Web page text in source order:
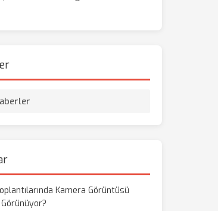
Kamera Görüntüsü